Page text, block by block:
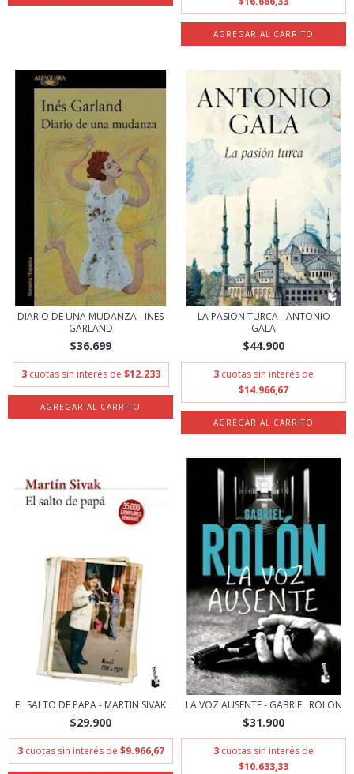
DIARIO DE UNA MUDANZA - INES
GARLAND
$36.699
3 cuotas sin interés de $12.233
LA PASION TURCA - ANTONIO
GALA
$44.900
3 cuotas sin interés de
$14.966,67
EL SALTO DE PAPA - MARTIN SIVAK
$29.900
3 cuotas sin interés de $9.966,67
LA VOZ AUSENTE - GABRIEL ROLON
$31.900
3 cuotas sin interés de
$10.633,33